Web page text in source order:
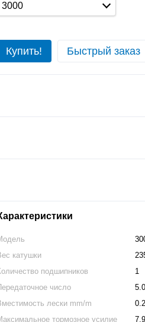
3000
Купить! Быстрый заказ
катушки
подшипников
1
число
лески mm/m
тормозное усилие
7.9